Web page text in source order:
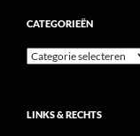
CATEGORIEËN
Categorieën
LINKS & RECHTS